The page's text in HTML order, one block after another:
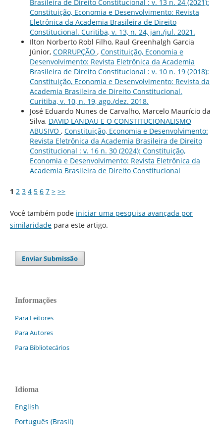
Brasileira de Direito Constitucional : v. 13 n. 24 (2021):
Constituição, Economia e Desenvolvimento: Revista
Eletrônica da Academia Brasileira de Direito
Constitucional. Curitiba, v. 13, n. 24, jan./jul. 2021.
Ilton Norberto Robl Filho, Raul Greenhalgh Garcia
Júnior, CORRUPÇÃO , Constituição, Economia e
Desenvolvimento: Revista Eletrônica da Academia
Brasileira de Direito Constitucional : v. 10 n. 19 (2018):
Constituição, Economia e Desenvolvimento: Revista da
Academia Brasileira de Direito Constitucional.
Curitiba, v. 10, n. 19, ago./dez. 2018.
José Eduardo Nunes de Carvalho, Marcelo Maurício da
Silva, DAVID LANDAU E O CONSTITUCIONALISMO
ABUSIVO , Constituição, Economia e Desenvolvimento:
Revista Eletrônica da Academia Brasileira de Direito
Constitucional : v. 16 n. 30 (2024): Constituição,
Economia e Desenvolvimento: Revista Eletrônica da
Academia Brasileira de Direito Constitucional
1 2 3 4 5 6 7 > >>
Você também pode iniciar uma pesquisa avançada por
similaridadepara este artigo.
Enviar Submissão
Informações
Para Leitores
Para Autores
Para Bibliotecários
Idioma
English
Português (Brasil)